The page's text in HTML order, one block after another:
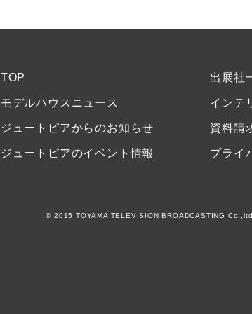
TOP
モデルハウスニュース
ジュートピアからのお知らせ
ジュートピアのイベント情報
出展社
インテ
資料請
プライ
© 2015 TOYAMA TELEVISION BROADCASTING